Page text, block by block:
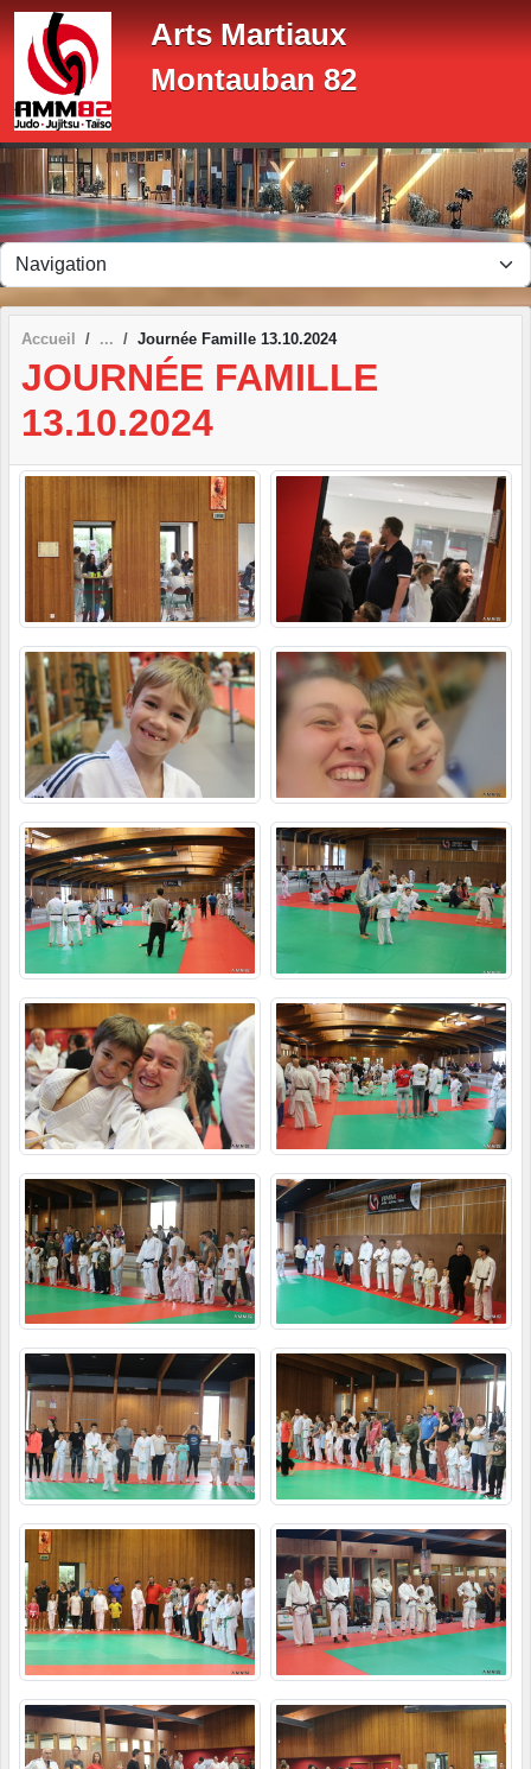
Arts Martiaux
Montauban 82
Accueil Journée Famille 13.10.2024
JOURNÉE FAMILLE
13.10.2024
Panneau de gestion des cookies